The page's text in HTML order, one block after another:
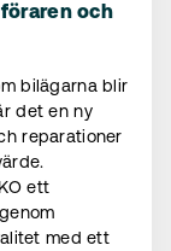
och
bilägarna blir
det en ny
reparationer
ett
med ett